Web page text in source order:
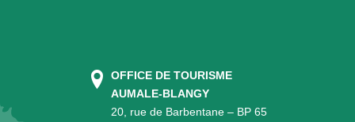
OFFICE DE TOURISME
AUMALE-BLANGY
20, rue de Barbentane – BP 65